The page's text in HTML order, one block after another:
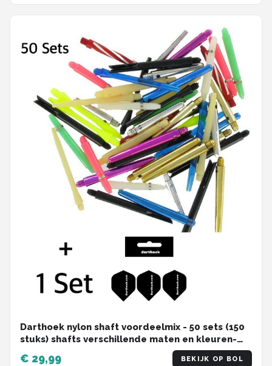
Darthoek nylon shaft voordeelmix - 50 sets (150
stuks) shafts verschillende maten en kleuren-
Dart - 1 set darthoek flights - Darten - Dartpijlen
€ 29,99 BEKIJK OP BOL